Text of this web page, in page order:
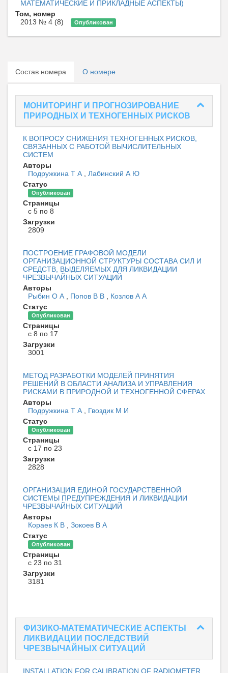
МАТЕМАТИЧЕСКИЕ И ПРИКЛАДНЫЕ АСПЕКТЫ)
Том, номер
2013 № 4 (8)
Опубликован
Состав номера О номере
МОНИТОРИНГ И ПРОГНОЗИРОВАНИЕ
ПРИРОДНЫХ И ТЕХНОГЕННЫХ РИСКОВ
К ВОПРОСУ СНИЖЕНИЯ ТЕХНОГЕННЫХ РИСКОВ,
СВЯЗАННЫХ С РАБОТОЙ ВЫЧИСЛИТЕЛЬНЫХ
СИСТЕМ
Авторы
Подружкина Т А
Лабинский А Ю
Статус
Опубликован
Страницы
с 5 по 8
Загрузки
2809
ПОСТРОЕНИЕ ГРАФОВОЙ МОДЕЛИ
ОРГАНИЗАЦИОННОЙ СТРУКТУРЫ СОСТАВА СИЛ И
СРЕДСТВ, ВЫДЕЛЯЕМЫХ ДЛЯ ЛИКВИДАЦИИ
ЧРЕЗВЫЧАЙНЫХ СИТУАЦИЙ
Авторы
Рыбин О А
Попов В В
Козлов А А
Статус
Опубликован
Страницы
с 8 по 17
Загрузки
3001
МЕТОД РАЗРАБОТКИ МОДЕЛЕЙ ПРИНЯТИЯ
РЕШЕНИЙ В ОБЛАСТИ АНАЛИЗА И УПРАВЛЕНИЯ
РИСКАМИ В ПРИРОДНОЙ И ТЕХНОГЕННОЙ СФЕРАХ
Авторы
Подружкина Т А
Гвоздик М И
Статус
Опубликован
Страницы
с 17 по 23
Загрузки
2828
ОРГАНИЗАЦИЯ ЕДИНОЙ ГОСУДАРСТВЕННОЙ
СИСТЕМЫ ПРЕДУПРЕЖДЕНИЯ И ЛИКВИДАЦИИ
ЧРЕЗВЫЧАЙНЫХ СИТУАЦИЙ
Авторы
Кораев К В
Зокоев В А
Статус
Опубликован
Страницы
с 23 по 31
Загрузки
3181
ФИЗИКО-МАТЕМАТИЧЕСКИЕ АСПЕКТЫ
ЛИКВИДАЦИИ ПОСЛЕДСТВИЙ
ЧРЕЗВЫЧАЙНЫХ СИТУАЦИЙ
INSTALLATION FOR CALIBRATION OF RADIOMETER